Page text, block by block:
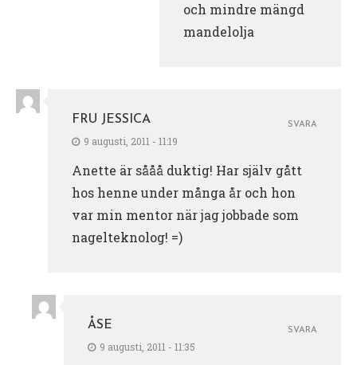
och mindre mängd
mandelolja
FRU JESSICA
9 augusti, 2011 - 11:19
Anette är sååå duktig! Har själv gått
hos henne under många år och hon
var min mentor när jag jobbade som
nagelteknolog! =)
SVARA
ÅSE
9 augusti, 2011 - 11:35
SVARA